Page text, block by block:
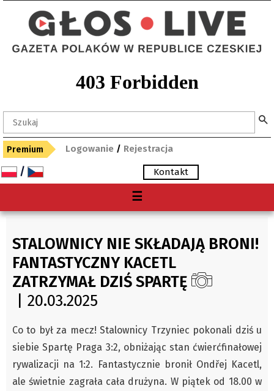
Premium Logowanie / Rejestracja
/ Kontakt
☰
O nas
Gdzie kupię "Głos"?
Archiwum
Autorzy
Wydawca
Fundusz Rozwoju Zaolzia
Kontakt
Sekretariat
Redaktorzy
STALOWNICY NIE SKŁADAJĄ BRONI!
FANTASTYCZNY KACETL
ZATRZYMAŁ DZIŚ SPARTĘ
| 20.03.2025
Co to był za mecz! Stalownicy Trzyniec pokonali dziś u
siebie Spartę Praga 3:2, obniżając stan ćwierćfinałowej
rywalizacji na 1:2. Fantastycznie bronił Ondřej Kacetl,
ale świetnie zagrała cała drużyna. W piątek od 18.00 w